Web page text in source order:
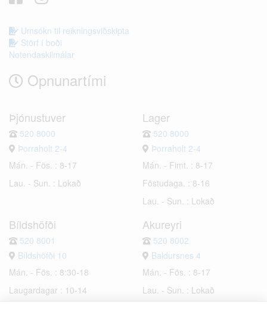
Umsókn til reikningsviðskipta
Störf í boði
Notendaskilmálar
Opnunartími
Þjónustuver
520 8000
Þorraholt 2-4
Mán. - Fös. : 8-17
Lau. - Sun. : Lokað
Lager
520 8000
Þorraholt 2-4
Mán. - Fimt. : 8-17
Föstudaga. : 8-16
Lau. - Sun. : Lokað
Bíldshöfði
520 8001
Bíldshöfði 10
Mán. - Fös. : 8:30-18
Laugardagar : 10-14
Akureyri
520 8002
Baldursnes 4
Mán. - Fös. : 8-17
Lau. - Sun. : Lokað